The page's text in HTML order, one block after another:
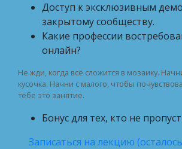
Доступ к эксклюзивным
закрытому сообществу.
Какие профессии
онлайн?
Не жди, когда всё сложится в мозаику.
кусочка. Начни с малого, чтобы
тебе это занятие.
Бонус для тех, кто не
Записаться на лекцию